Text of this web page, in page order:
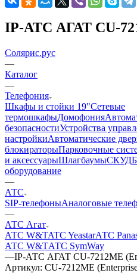
IP-АТС АГАТ CU-
Солярис.рус
—
Каталог
—
Телефония
Шкафы и стойки 19"Сетевые
термошкафыДомофония
безопасностиУстройства
настройкиАвтоматические
блокираторыПарковочные
и аксессуарыШлагбаумыСКУД
оборудование
—
АТС
SIP-телефоныАналоговые
—
АТС Агат
АТС W&TATC YeastarАТС
АТС W&TАТС SymWay
—IP-АТС АГАТ CU-7212MЕ
Артикул: CU-7212MЕ